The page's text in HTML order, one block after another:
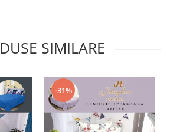
SIMILARE
-31%